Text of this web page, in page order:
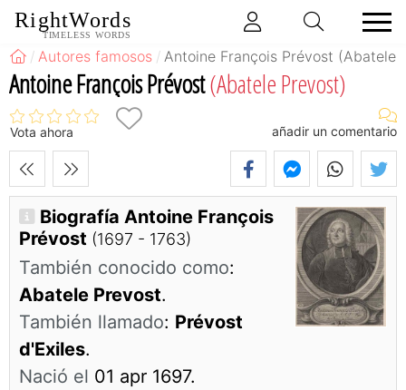
RightWords
TIMELESS WORDS
Autores famosos Antoine François Prévost (Abatele
Antoine François Prévost(Abatele Prevost)
Vota ahora añadir un comentario
Biografía Antoine François
Prévost (1697 - 1763)
También conocido como:
Abatele Prevost.
También llamado: Prévost
d'Exiles.
Nació el 01 apr 1697.